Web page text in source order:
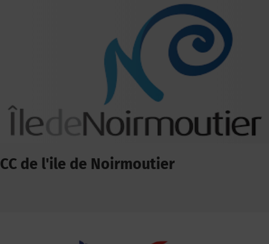
CC de l'ile de Noirmoutier